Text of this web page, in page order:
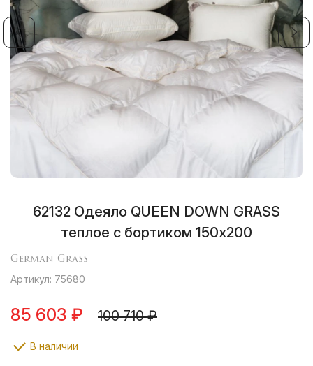
62132 Одеяло QUEEN DOWN GRASS
теплое с бортиком 150х200
German Grass
Артикул: 75680
85 603 ₽ 100 710 ₽
В наличии